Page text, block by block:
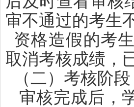
审不通过的考生
资格造假的考
取消考核成绩，
（二）考核阶段
审核完成后，